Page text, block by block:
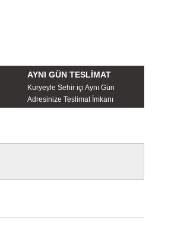
AYNI GÜN TESLİMAT
Kuryeyle Sehir içi Aynı Gün
Adresinize Teslimat İmkanı